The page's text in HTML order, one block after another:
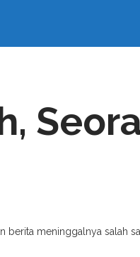
meninggalnya salah